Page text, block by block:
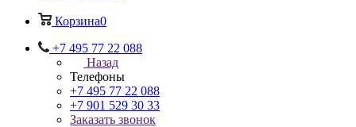
Корзина0
+7 495 77 22 088
Назад
Телефоны
+7 495 77 22 088
+7 901 529 30 33
Заказать звонок